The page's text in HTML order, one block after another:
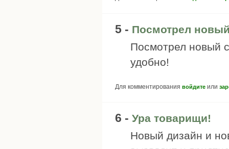
5 - Посмотрел
Посмотрел новый
удобно!
Для комментирования войдите или
6 - Ура товарищи!
Новый дизайн и